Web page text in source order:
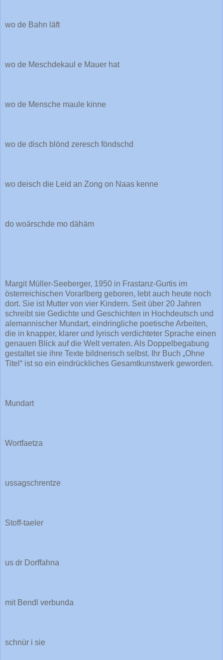
wo de Bahn läft
wo de Meschdekaul e Mauer hat
wo de Mensche maule kinne
wo de disch blönd zeresch föndschd
wo deisch die Leid an Zong on Naas kenne
do woärschde mo dähäm
Margit Müller-Seeberger, 1950 in Frastanz-Gurtis im
österreichischen Vorarlberg geboren, lebt auch heute noch
dort. Sie ist Mutter von vier Kindern. Seit über 20 Jahren
schreibt sie Gedichte und Geschichten in Hochdeutsch und
alemannischer Mundart, eindringliche poetische Arbeiten,
die in knapper, klarer und lyrisch verdichteter Sprache einen
genauen Blick auf die Welt verraten. Als Doppelbegabung
gestaltet sie ihre Texte bildnerisch selbst. Ihr Buch „Ohne
Titel“ ist so ein eindrückliches Gesamtkunstwerk geworden.
Mundart
Wortfaetza
ussagschrentze
Stoff-taeler
us dr Dorffahna
mit Bendl verbunda
schnür i sie